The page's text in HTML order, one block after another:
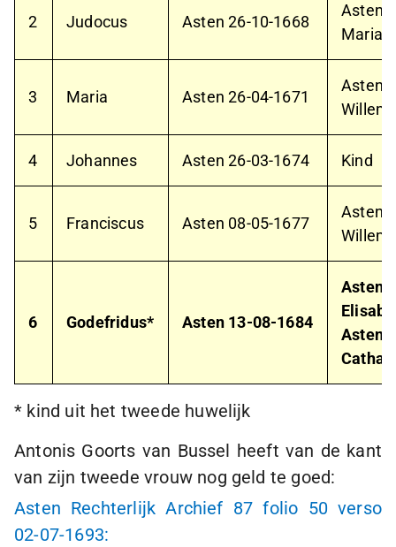
2 Judocus Asten26-10-1668
Asten
Maria
3 Maria Asten26-04-1671
Asten
Willem
4 Johannes Asten26-03-1674 Kind
5 Franciscus Asten 08-05-1677
Asten
6 Godefridus* Asten 13-08-1684
Asten
Asten
* kind uit het tweede huwelijk
Antonis Goorts van Bussel heeft van de kant
van zijn tweede vrouw nog geld te goed:
Asten Rechterlijk Archief 87 folio 50 verso
02-07-1693: